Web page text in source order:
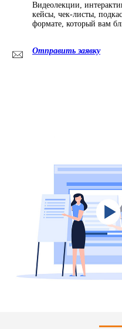
Видеолекции,
кейсы, чек-листы,
формате, который вам
Отправить заявку